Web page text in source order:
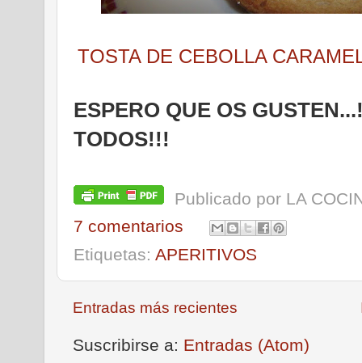
TOSTA DE CEBOLLA
ESPERO QUE OS
TODOS!!!
Publicado por LA
7 comentarios
Etiquetas: APERITIVOS
Entradas más recientes
Suscribirse a: Entradas (Atom)